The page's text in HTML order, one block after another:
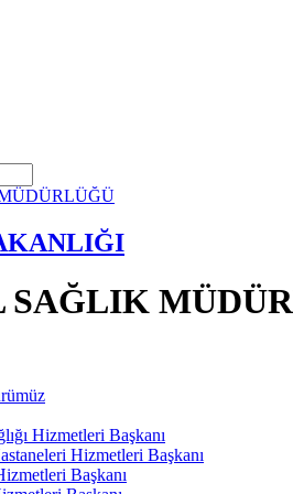
SAĞLIK
Hizmetleri Başkanı
Hizmetleri Başkanı
Başkanı